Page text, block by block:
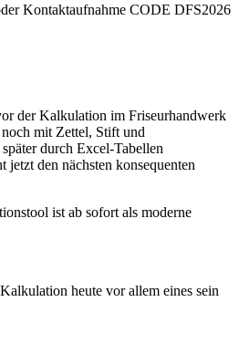
Kontaktaufnahme CODE DFS2026
der Kalkulation im Friseurhandwerk
mit Zettel, Stift und
durch Excel-Tabellen
jetzt den nächsten konsequenten
ist ab sofort als moderne
heute vor allem eines sein